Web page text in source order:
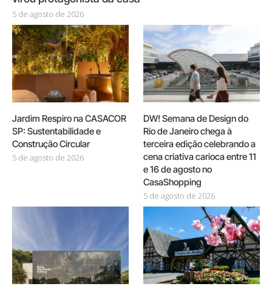
5 de agosto de 2026
Jardim Respiro na CASACOR
SP: Sustentabilidade e
Construção Circular
5 de agosto de 2026
DW! Semana de Design do
Rio de Janeiro chega à
terceira edição celebrando a
cena criativa carioca entre 11
e 16 de agosto no
CasaShopping
5 de agosto de 2026